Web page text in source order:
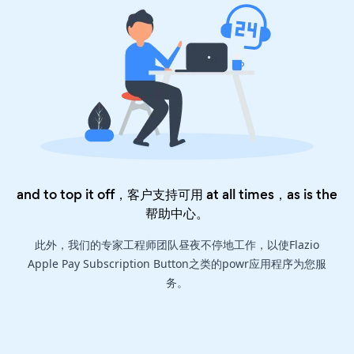
and to top it off，客户支持可用 at all times，as is the
帮助中心。
此外，我们的专家工程师团队昼夜不停地工作，以使Flazio
Apple Pay Subscription Button之类的powr应用程序为您服
务。